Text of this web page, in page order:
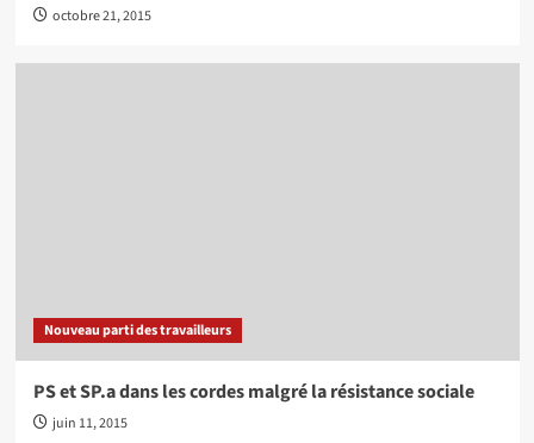
octobre 21, 2015
Nouveau parti des travailleurs
PS et SP.a dans les cordes malgré la résistance sociale
juin 11, 2015